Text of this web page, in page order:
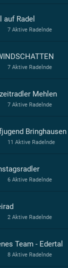
auf Radel
7 Aktive Radelnde
7 Aktive Radelnde
Mehlen
7 Aktive Radelnde
Bringhausen
11 Aktive Radelnde
6 Aktive Radelnde
2 Aktive Radelnde
Team - Edertal
8 Aktive Radelnde